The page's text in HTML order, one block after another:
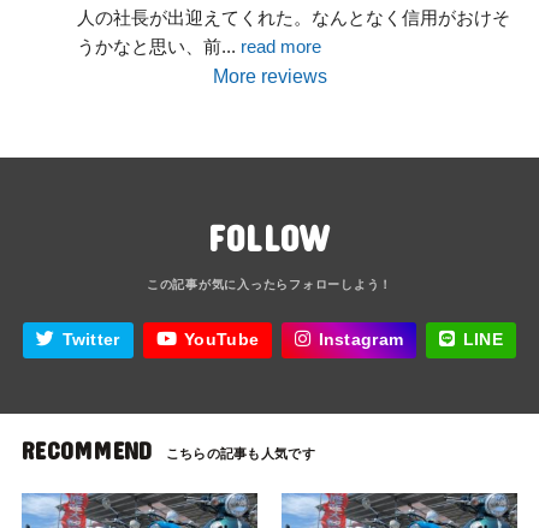
人の社長が出迎えてくれた。なんとなく信用がおけそ
うかなと思い、前... read more
More reviews
FOLLOW
Twitter YouTube Instagram LINE
RECOMMEND